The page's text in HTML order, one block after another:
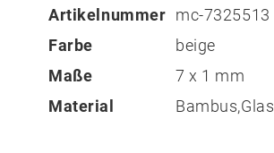
Artikelnummer mc-7325513
Farbe
beige
Maße
7 x 1 mm
Material
Bambus,Glas